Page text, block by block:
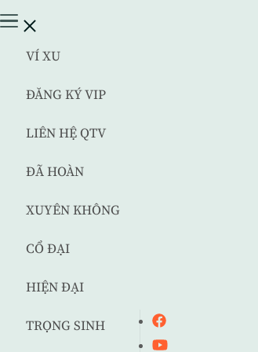
VÍ XU
ĐĂNG KÝ VIP
LIÊN HỆ QTV
ĐÃ HOÀN
XUYÊN KHÔNG
CỔ ĐẠI
HIỆN ĐẠI
TRỌNG SINH